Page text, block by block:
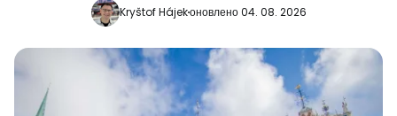
Kryštof Hájekоновлено 04. 08. 2026
Продовжуйте у Facebook